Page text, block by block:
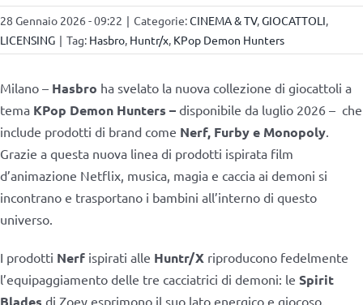
28 Gennaio 2026 - 09:22 | Categorie:CINEMA & TV,GIOCATTOLI,
LICENSING | Tag: Hasbro, Huntr/x, KPop Demon Hunters
Milano – Hasbro ha svelato la nuova collezione di giocattoli a
tema KPop Demon Hunters – disponibile da luglio 2026 – che
include prodotti di brand come Nerf, Furby e Monopoly.
Grazie a questa nuova linea di prodotti ispirata film
d’animazione Netflix, musica, magia e caccia ai demoni si
incontrano e trasportano i bambini all’interno di questo
universo.
I prodotti Nerf ispirati alle Huntr/X riproducono fedelmente
l’equipaggiamento delle tre cacciatrici di demoni: le Spirit
Blades di Zoey esprimono il suo lato energico e giocoso,